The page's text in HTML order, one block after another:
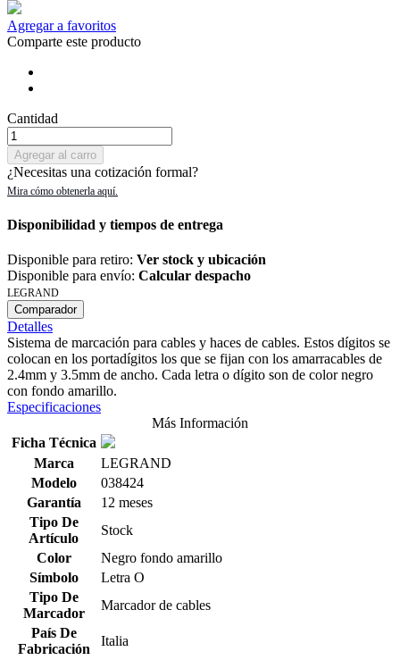
Agregar a favoritos
Comparte este producto
Cantidad
Agregar al carro
¿Necesitas una cotización formal?
Disponibilidad y tiempos de entrega
Disponible para retiro: Ver stock y ubicación
Disponible para envío: Calcular despacho
LEGRAND
Comparador
Detalles
Sistema de marcación para cables y haces de cables. Estos dígitos se
colocan en los portadígitos los que se fijan con los amarracables de
2.4mm y 3.5mm de ancho. Cada letra o dígito son de color negro
con fondo amarillo.
Especificaciones
Más Información
Ficha Técnica
Marca
LEGRAND
Modelo
038424
Garantía
12 meses
Tipo De
Artículo
Stock
Color
Negro fondo amarillo
Símbolo
Letra O
Tipo De
Marcador
Marcador de cables
País De
Fabricación
Italia